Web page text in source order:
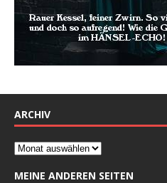
ARCHIV
MEINE ANDEREN SEITEN